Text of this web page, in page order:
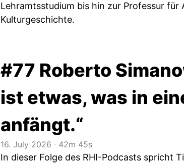
Lehramtsstudium bis hin zur Professur für
Kulturgeschichte.
#77 Roberto
ist etwas, was in
anfängt.“
16. July 2026 ‧ 42m 45s
In dieser Folge des RHI-Podcasts spricht